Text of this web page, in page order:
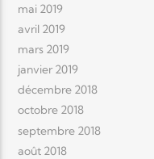
mai 2019
avril 2019
mars 2019
janvier 2019
décembre 2018
octobre 2018
septembre 2018
août 2018